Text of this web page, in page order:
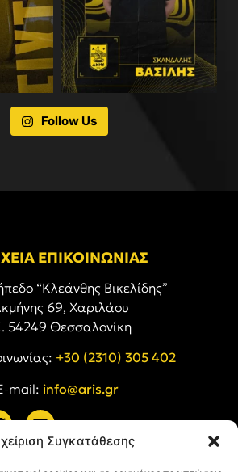
Συγκατάθεσης
Follow Us
ΕΠΙΚΟΙΝΩΝΙΑΣ
“Κλεάνθης Βικελίδης”
69, Χαριλάου
54249 Θεσσαλονίκη
+30 (2310) 305 402
mail: info@aris.gr